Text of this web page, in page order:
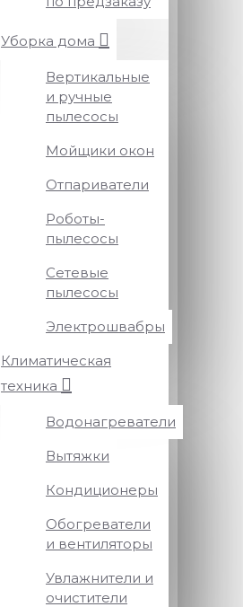
Уборка дома
Вертикальные
и ручные
пылесосы
Мойщики окон
Отпариватели
Роботы-
пылесосы
Сетевые
пылесосы
Электрошвабры
Климатическая
техника
Водонагреватели
Вытяжки
Кондиционеры
Обогреватели
и вентиляторы
Увлажнители и
очистители